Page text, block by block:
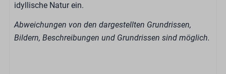
idyllische Natur ein.
Abweichungen von den dargestellten Grundrissen,
Bildern, Beschreibungen und Grundrissen sind möglich.